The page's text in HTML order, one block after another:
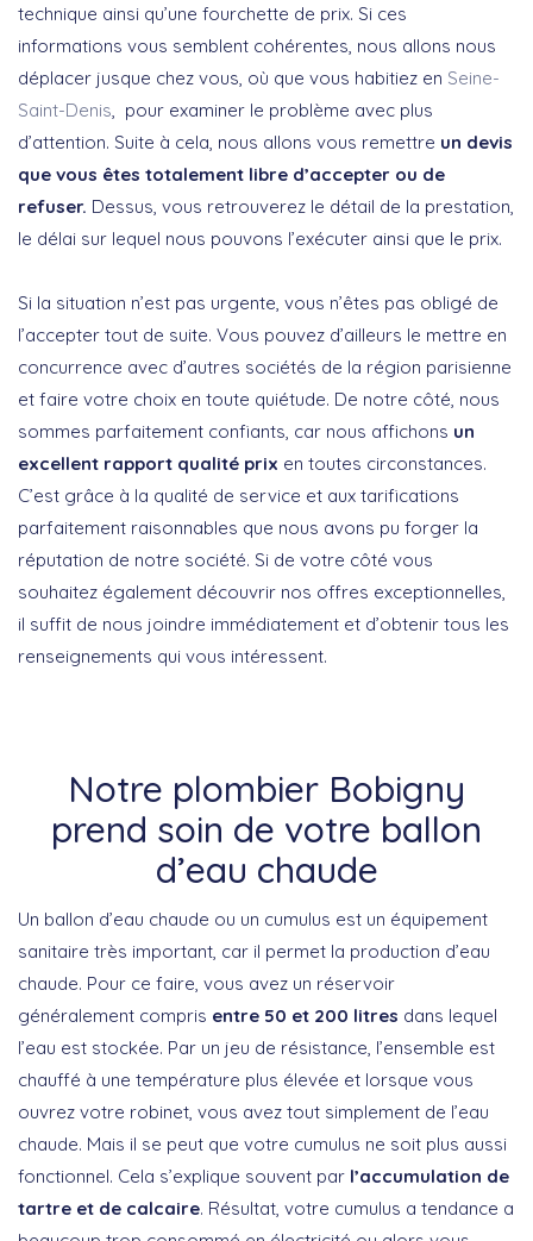
technique ainsi qu’une fourchette de prix. Si ces
informations vous semblent cohérentes, nous allons nous
déplacer jusque chez vous, où que vous habitiez en Seine-
Saint-Denis , pour examiner le problème avec plus
d’attention. Suite à cela, nous allons vous remettre un devis
que vous êtes totalement libre d’accepter ou de
refuser. Dessus, vous retrouverez le détail de la prestation,
le délai sur lequel nous pouvons l’exécuter ainsi que le prix.
Si la situation n’est pas urgente, vous n’êtes pas obligé de
l’accepter tout de suite. Vous pouvez d’ailleurs le mettre en
concurrence avec d’autres sociétés de la région parisienne
et faire votre choix en toute quiétude. De notre côté, nous
sommes parfaitement confiants, car nous affichons un
excellent rapport qualité prix en toutes circonstances.
C’est grâce à la qualité de service et aux tarifications
parfaitement raisonnables que nous avons pu forger la
réputation de notre société. Si de votre côté vous
souhaitez également découvrir nos offres exceptionnelles,
il suffit de nous joindre immédiatement et d’obtenir tous les
renseignements qui vous intéressent.
Notre plombier Bobigny
prend soin de votre ballon
d’eau chaude
Un ballon d’eau chaude ou un cumulus est un équipement
sanitaire très important, car il permet la production d’eau
chaude. Pour ce faire, vous avez un réservoir
généralement compris entre 50 et 200 litres dans lequel
l’eau est stockée. Par un jeu de résistance, l’ensemble est
chauffé à une température plus élevée et lorsque vous
ouvrez votre robinet, vous avez tout simplement de l’eau
chaude. Mais il se peut que votre cumulus ne soit plus aussi
fonctionnel. Cela s’explique souvent par l’accumulation de
tartre et de calcaire. Résultat, votre cumulus a tendance a